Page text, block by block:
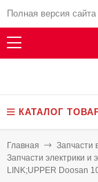
Полная версия сайта
КАТАЛОГ
Главная Запчасти
Запчасти электрики и
LINK;UPPER Doosan